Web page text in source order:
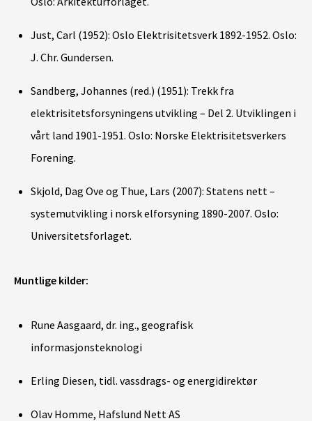
Just, Carl (1952): Oslo Elektrisitetsverk 1892-1952. Oslo:
J. Chr. Gundersen.
Sandberg, Johannes (red.) (1951): Trekk fra
elektrisitetsforsyningens utvikling – Del 2. Utviklingen i
vårt land 1901-1951. Oslo: Norske Elektrisitetsverkers
Forening.
Skjold, Dag Ove og Thue, Lars (2007): Statens nett –
systemutvikling i norsk elforsyning 1890-2007. Oslo:
Universitetsforlaget.
Muntlige kilder:
Rune Aasgaard, dr. ing., geografisk
informasjonsteknologi
Erling Diesen, tidl. vassdrags- og energidirektør
Olav Homme, Hafslund Nett AS